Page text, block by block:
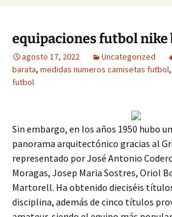
equipaciones futbol nike
agosto 17, 2022 Uncategorized
barata, medidas numeros camisetas futbol,
futbol
Sin embargo, en los años 1950 hubo
panorama arquitectónico gracias al
representado por José Antonio
Moragas, Josep Maria Sostres, Oriol
Martorell. Ha obtenido dieciséis
disciplina, además de cinco títulos